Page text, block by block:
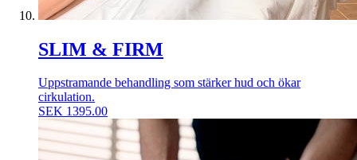
SLIM & FIRM
Uppstramande behandling som stärker hud och ökar
cirkulation.
SEK 1395.00